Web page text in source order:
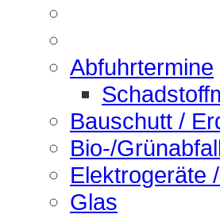
Abfuhrtermine
Bauschutt /
Bio-/
Elektrogeräte
Glas